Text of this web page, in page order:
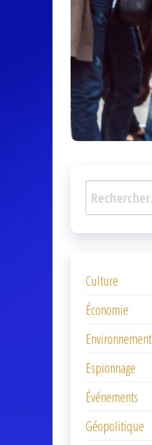
Rechercher :
Culture
Économie
Environnement
Espionnage
Événements
Géopolitique